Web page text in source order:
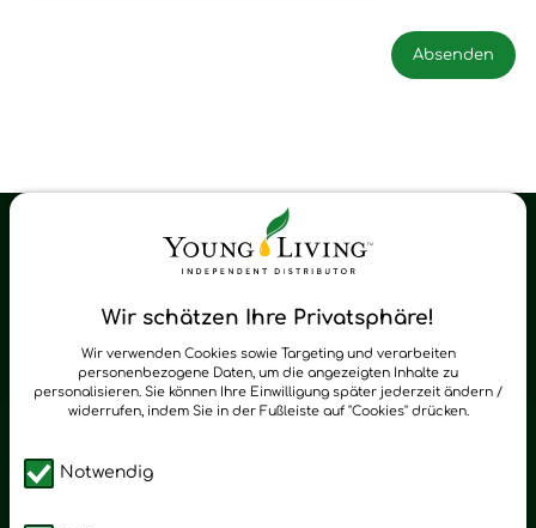
Wir schätzen Ihre Privatsphäre!
Wir verwenden Cookies sowie Targeting und verarbeiten
personenbezogene Daten, um die angezeigten Inhalte zu
personalisieren. Sie können Ihre Einwilligung später jederzeit ändern /
widerrufen, indem Sie in der Fußleiste auf "Cookies" drücken.
Notwendig
Young Living Shop-Oil Newsletter
zum Newsletter anmelden